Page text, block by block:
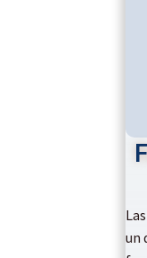
un